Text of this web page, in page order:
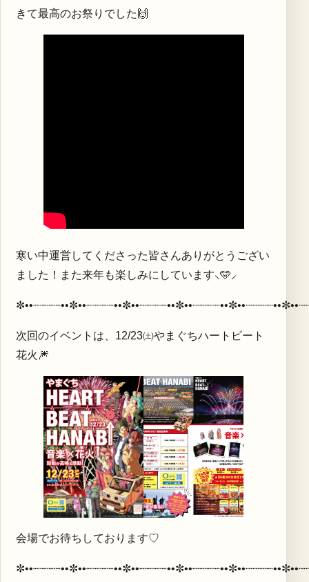
きて最高のお祭りでした🙌
寒い中運営してくださった皆さんありがとうござい
ました！また来年も楽しみにしています⸜️🩵⸝‍
次回のイベントは、12/23㈯やまぐちハートビート
花火🎆
会場でお待ちしております♡